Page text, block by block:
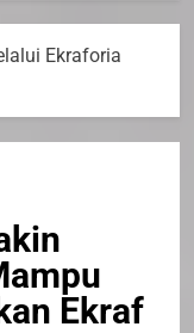
Ekraforia
Ekraf